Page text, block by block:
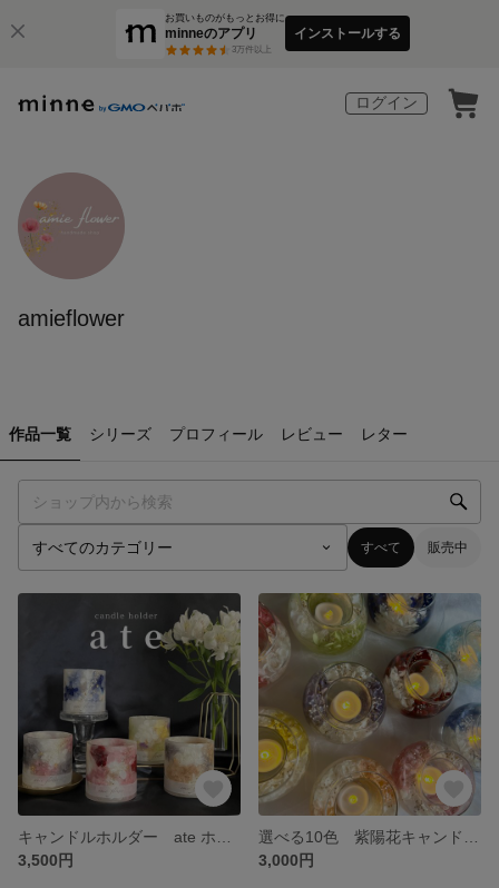
お買いものがもっとお得に
minneのアプリ
3万件以上
インストールする
ログイン
amieflower
作品一覧 シリーズ プロフィール レビュー レター
すべて 販売中
3,500円
3,000円